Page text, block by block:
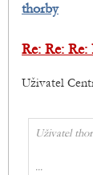
thorby
Re: Re:
Uživatel
Uživatel
...